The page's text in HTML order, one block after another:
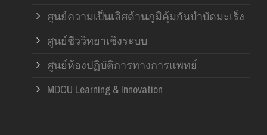
ศูนย์ความเป็นเลิศด้านภูมิคุ้มกันบำบัดมะเร็ง
ศูนย์ชีววิทยาเชิงระบบ
ศูนย์ห้องปฏิบัติการทางการแพทย์
MDCU Learning & Innovation